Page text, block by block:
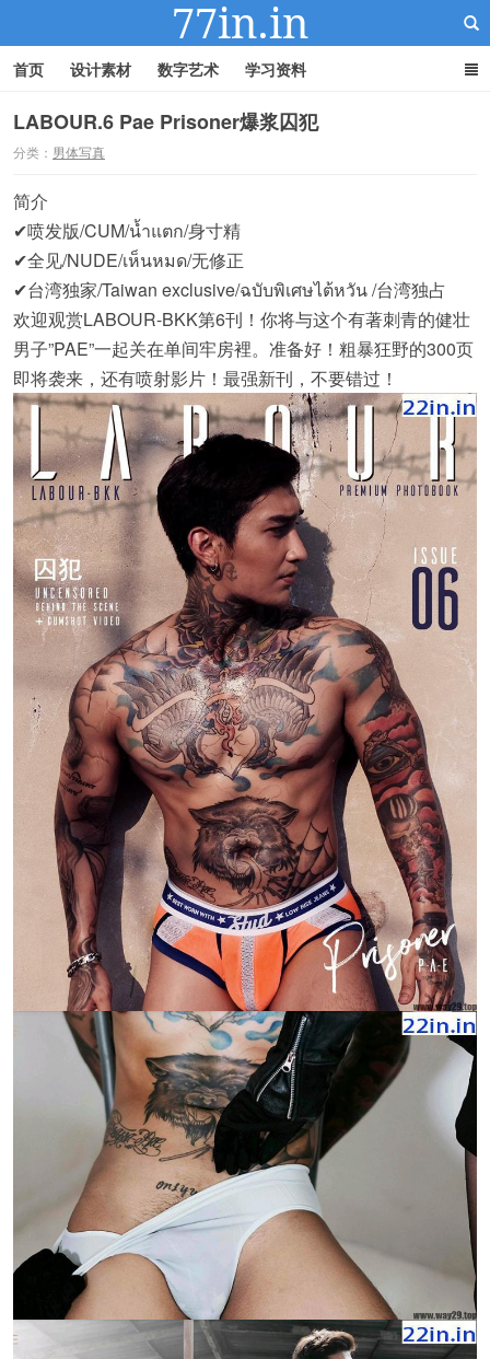
首页 设计素材 数字艺术 学习资料
LABOUR.6 Pae Prisoner爆浆囚犯
分类： 男体写真
简介
✔喷发版/CUM/น้ำแตก/身寸精
✔全见/NUDE/เห็นหมด/无修正
✔台湾独家/Taiwan exclusive/ฉบับพิเศษไต้หวัน /台湾独占
欢迎观赏LABOUR-BKK第6刊！你将与这个有著刺青的健壮
男子”PAE”一起关在单间牢房裡。准备好！粗暴狂野的300页
即将袭来，还有喷射影片！最强新刊，不要错过！